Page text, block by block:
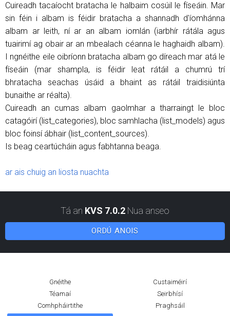
Cuireadh tacaíocht bratacha le halbaim cosúil le físeáin. Mar
sin féin i albam is féidir bratacha a shannadh d'íomhánna
albam ar leith, ní ar an albam iomlán (iarbhír rátála agus
tuairimí ag obair ar an mbealach céanna le haghaidh albam).
I ngnéithe eile oibríonn bratacha albam go díreach mar atá le
físeáin (mar shampla, is féidir leat rátáil a chumrú trí
bhratacha seachas úsáid a bhaint as rátáil traidisiúnta
bunaithe ar réalta).
Cuireadh an cumas albam gaolmhar a tharraingt le bloc
catagóirí (list_categories), bloc samhlacha (list_models) agus
bloc foinsí ábhair (list_content_sources).
Is beag ceartúcháin agus fabhtanna beaga.
ar ais chuig an liosta nuachta
Tá an KVS 7.0.2 Nua anseo
ORDÚ ANOIS
Gnéithe
Custaiméirí
Téamaí
Seirbhísí
Comhpháirtithe
Praghsáil